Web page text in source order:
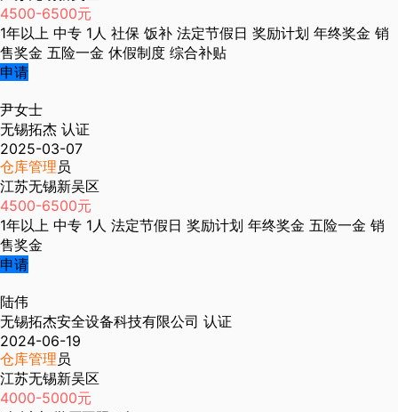
4500-6500元
1年以上 中专 1人 社保 饭补 法定节假日 奖励计划 年终奖金 销
售奖金 五险一金 休假制度 综合补贴
申请
尹女士
无锡拓杰 认证
2025-03-07
仓库管理 员
江苏无锡新吴区
4500-6500元
1年以上 中专 1人 法定节假日 奖励计划 年终奖金 五险一金 销
售奖金
申请
陆伟
无锡拓杰安全设备科技有限公司 认证
2024-06-19
仓库管理 员
江苏无锡新吴区
4000-5000元